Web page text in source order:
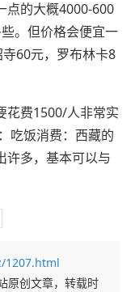
点的大概4000-600
。但价格会便宜一
60元，罗布林卡8
花费1500/人非常实
吃饭消费：西藏的
许多，基本可以与
1207.html
原创文章，转载时